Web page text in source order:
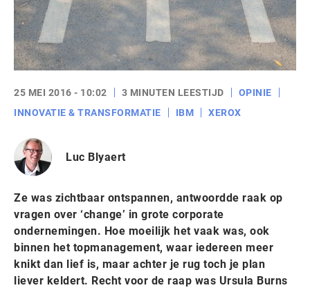
25 MEI 2016 - 10:02 3 MINUTEN LEESTIJD
OPINIE
INNOVATIE & TRANSFORMATIE
IBM XEROX
Luc Blyaert
Ze was zichtbaar ontspannen, antwoordde raak op
vragen over ‘change’ in grote corporate
ondernemingen. Hoe moeilijk het vaak was, ook
binnen het topmanagement, waar iedereen meer
knikt dan lief is, maar achter je rug toch je plan
liever keldert. Recht voor de raap was Ursula Burns